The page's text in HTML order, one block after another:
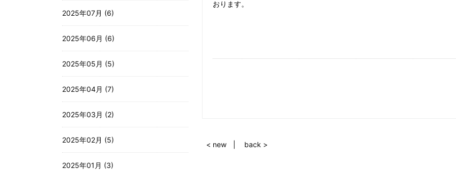
おります。
< new back >
2025年07月 (6)
2025年06月 (6)
2025年05月 (5)
2025年04月 (7)
2025年03月 (2)
2025年02月 (5)
2025年01月 (3)